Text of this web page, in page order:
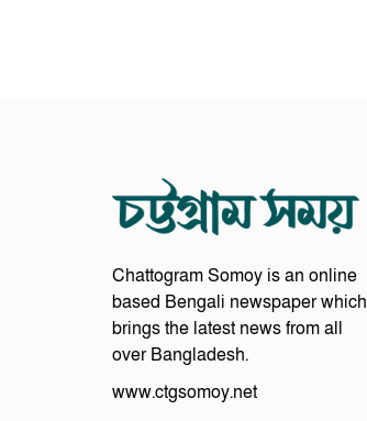
Chattogram Somoy is an online
based Bengali newspaper which
brings the latest news from all
over Bangladesh.
www.ctgsomoy.net